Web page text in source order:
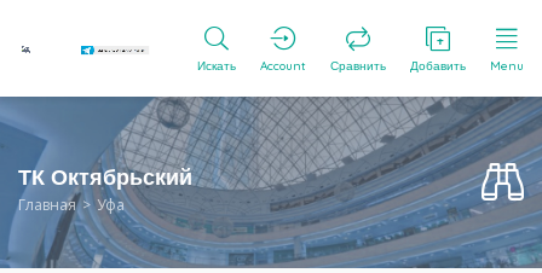
Искать Account Сравнить Добавить Menu
ТК Октябрьский
Главная Уфа